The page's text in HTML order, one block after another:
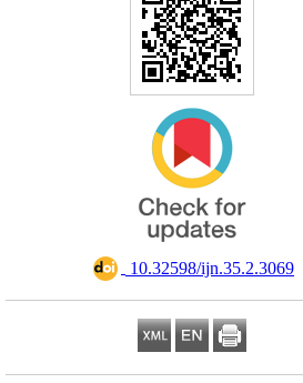
‎ 10.32598/ijn.35.2.3069